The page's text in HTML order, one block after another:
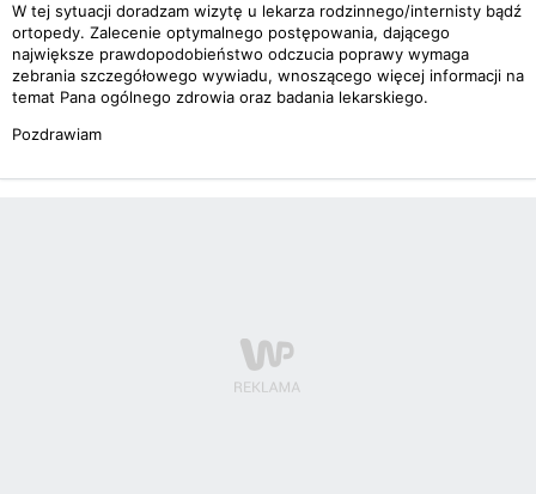
W tej sytuacji doradzam wizytę u lekarza rodzinnego/internisty bądź
ortopedy. Zalecenie optymalnego postępowania, dającego
największe prawdopodobieństwo odczucia poprawy wymaga
zebrania szczegółowego wywiadu, wnoszącego więcej informacji na
temat Pana ogólnego zdrowia oraz badania lekarskiego.
Pozdrawiam